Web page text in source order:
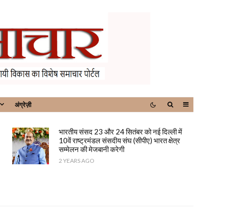
अंग्रेज़ी
भारतीय संसद 23 और 24 सितंबर को नई दिल्ली में
10वें राष्ट्रमंडल संसदीय संघ (सीपीए) भारत क्षेत्र
सम्मेलन की मेजबानी करेगी
2 YEARS AGO